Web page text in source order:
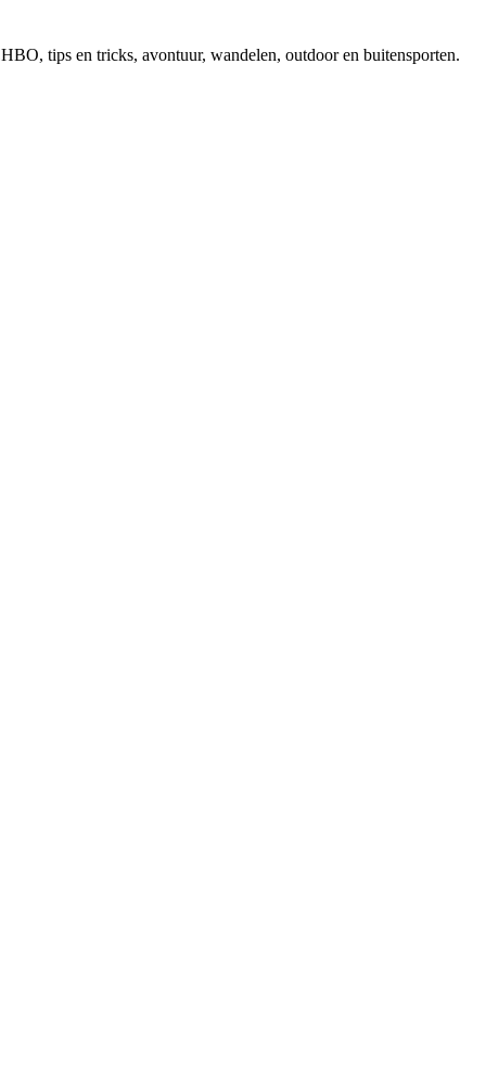
tips en tricks, avontuur, wandelen, outdoor en buitensporten.